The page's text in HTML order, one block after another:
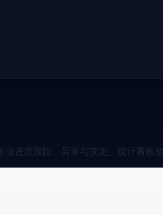
进度跟踪、异常与变更、统计看板